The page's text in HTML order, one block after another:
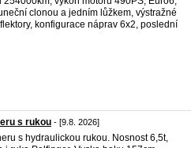
clonou a jedním lůžkem, výstražné
konfigurace náprav 6x2, poslední
s rukou - [9.8. 2026]
s hydraulickou rukou. Nosnost 6,5t,